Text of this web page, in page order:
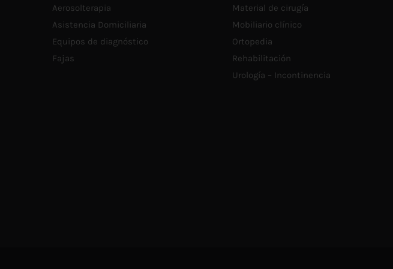
Aerosolterapia
Asistencia Domiciliaria
Equipos de diagnóstico
Fajas
Material de cirugía
Mobiliario clínico
Ortopedia
Rehabilitación
Urología – Incontinencia